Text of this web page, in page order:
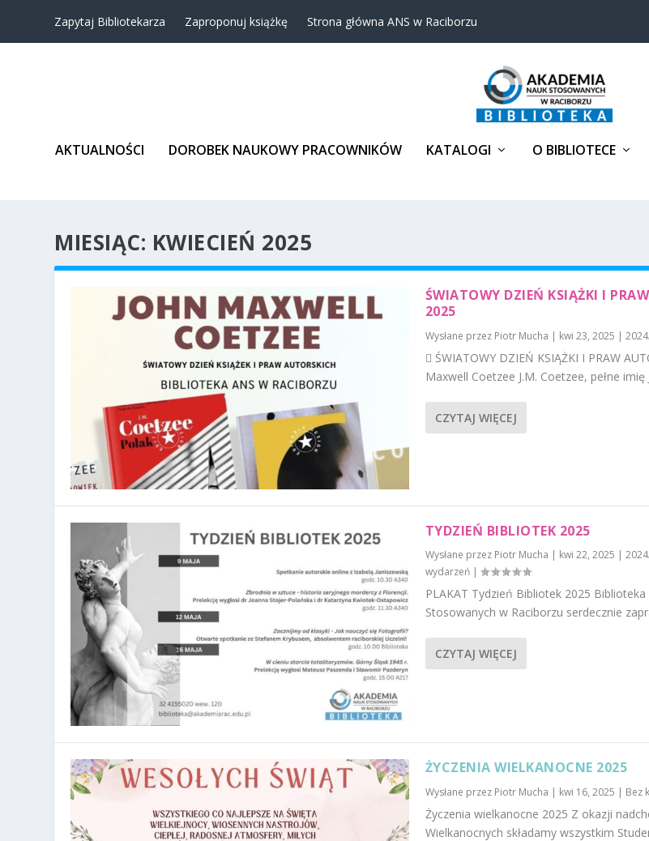
Zapytaj Bibliotekarza Zaproponuj książkę Strona główna ANS w Raciborzu
AKTUALNOŚCI DOROBEK NAUKOWY PRACOWNIKÓW KATALOGI O BIBLIOTECE
MIESIĄC: KWIECIEŃ 2025
ŚWIATOWY DZIEŃ KSIĄŻKI I
2025
Wysłane przez Piotr Mucha | kwi 23, 2025 |
 ŚWIATOWY DZIEŃ KSIĄŻKI I PRAW
Maxwell Coetzee J.M. Coetzee, pełne imię
CZYTAJ WIĘCEJ
TYDZIEŃ BIBLIOTEK 2025
Wysłane przez Piotr Mucha | kwi 22, 2025 |
wydarzeń|
PLAKAT Tydzień Bibliotek 2025
Stosowanych w Raciborzu serdecznie
CZYTAJ WIĘCEJ
ŻYCZENIA WIELKANOCNE 2025
Wysłane przez Piotr Mucha | kwi 16, 2025 | Bez
Życzenia wielkanocne 2025 Z okazji
Wielkanocnych składamy wszystkim